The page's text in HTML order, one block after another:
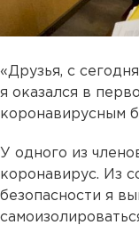
«Друзья, с
я оказался в
коронавирусным
У одного из
коронавирус. Из
безопасности я